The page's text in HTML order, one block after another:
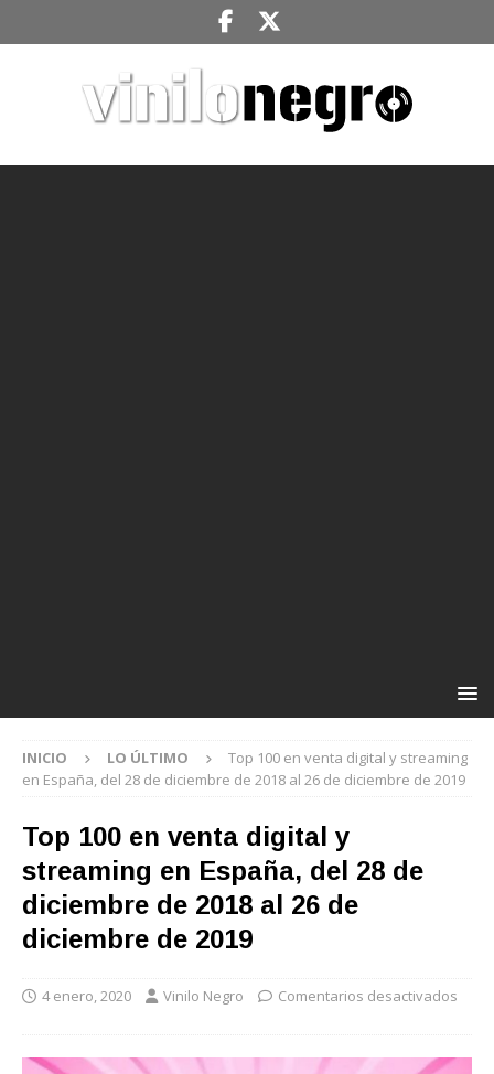
INICIO LO ÚLTIMO
Top 100 en venta digital y streaming
en España, del 28 de diciembre de 2018 al 26 de diciembre de 2019
Top 100 en venta digital y
streaming en España, del 28 de
diciembre de 2018 al 26 de
diciembre de 2019
4 enero, 2020 Vinilo Negro Comentarios desactivados